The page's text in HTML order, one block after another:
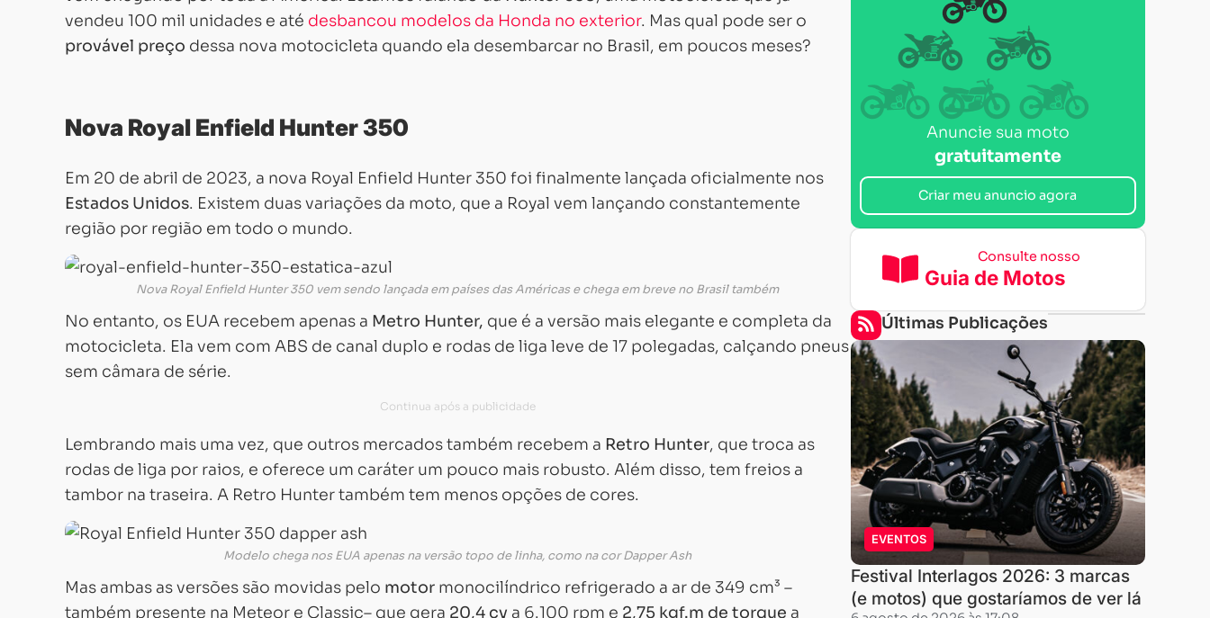
vendeu 100 mil unidades e até desbancou modelos da Honda no exterior. Mas qual pode ser o
provável preço dessa nova motocicleta quando ela desembarcar no Brasil, em poucos meses?
Nova Royal Enfield Hunter 350
Em 20 de abril de 2023, a nova Royal Enfield Hunter 350 foi finalmente lançada oficialmente nos
Estados Unidos. Existem duas variações da moto, que a Royal vem lançando constantemente
região por região em todo o mundo.
Nova Royal Enfield Hunter 350 vem sendo lançada em países das Américas e chega em breve no Brasil também
No entanto, os EUA recebem apenas a Metro Hunter, que é a versão mais elegante e completa da
motocicleta. Ela vem com ABS de canal duplo e rodas de liga leve de 17 polegadas, calçando pneus
sem câmara de série.
Lembrando mais uma vez, que outros mercados também recebem a Retro Hunter, que troca as
rodas de liga por raios, e oferece um caráter um pouco mais robusto. Além disso, tem freios a
tambor na traseira. A Retro Hunter também tem menos opções de cores.
Modelo chega nos EUA apenas na versão topo de linha, como na cor Dapper Ash
Mas ambas as versões são movidas pelo motor monocilíndrico refrigerado a ar de 349 cm³ –
também presente na Meteor e Classic– que gera 20,4 cv a 6.100 rpm e 2,75 kgf.m de torque a
Anuncie sua moto
gratuitamente
Criar meu anuncio agora
Consulte nosso
Guia de Motos
Últimas Publicações
EVENTOS
Festival Interlagos 2026: 3 marcas
(e motos) que gostaríamos de ver lá